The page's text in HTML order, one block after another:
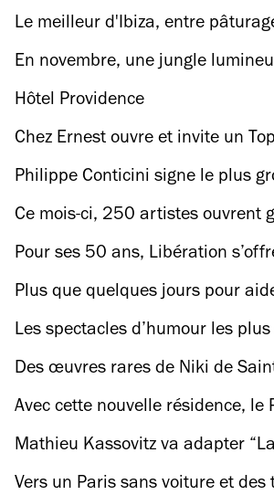
apparition
déménagement des bouquinistes
Le meilleur d'Ibiza, entre
En novembre, une jungle
Jardin des plantes
Hôtel Providence
Chez Ernest ouvre et invite un
repas de gala solidaire et à prix
Philippe Conticini signe le plus
chocolat de Paris
Ce mois-ci, 250 artistes ouvrent
portes de leurs ateliers à
Pour ses 50 ans, Libération
24 heures non-stop à la
Isabelle Hupert et Jean-Paul
Plus que quelques jours pour
rouvrir la Clef, le dernier cinéma
Paris
Les spectacles d’humour les
moment
Des œuvres rares de Niki de
présentées dans une expo coup
gratuite)
Avec cette nouvelle résidence, le
Ménilmontant s’envole pour
Mathieu Kassovitz va adapter
spectacle à la Seine Musicale
Vers un Paris sans voiture et des